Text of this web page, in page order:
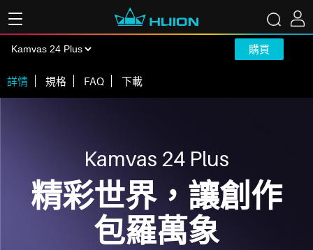
購買
詳情 規格 FAQ 下載
Kamvas 24 Plus
精彩世界，讓創作
包羅萬象